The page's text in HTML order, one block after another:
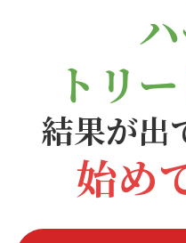
トリ
結果が出
始め